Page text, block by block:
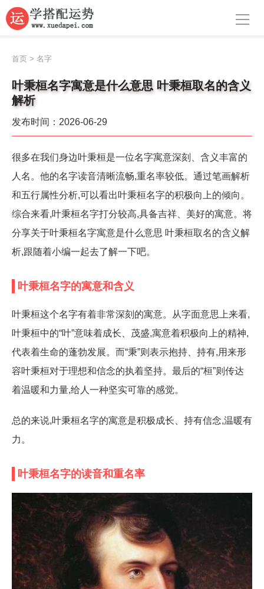
导航
生肖运势
八字算命
面相
风水
星座
首页 > 名字
叶秉桓名字寓意是什么意思 叶秉桓取名的含义
解析
发布时间：2026-06-29
很多在我们身边叶秉桓是一位名字寓意深刻、含义丰富的
人名。他的名字读音清晰流畅,重名率较低。通过笔画解析
和五行属性分析,可以看出叶秉桓名字的积极向上的倾向。
综合来看,叶秉桓名字打分较高,具备吉祥、美好的寓意。将
分享关于叶秉桓名字寓意是什么意思 叶秉桓取名的含义解
析,跟随着小编一起去了解一下吧。
叶秉桓名字的寓意和含义
叶秉桓这个名字有着非常深刻的寓意。从字面意思上来看,
叶秉桓中的“叶”意味着成长、茂盛,寓意着积极向上的精神,
代表着生命的蓬勃发展。而“秉”则表示抱持、持有,用来形
容叶秉桓对于理想和信念的执着坚持。最后的“桓”则传达
着温暖和力量,给人一种坚实可靠的感觉。
总的来说,叶秉桓名字的寓意是积极成长、持有信念,温暖有
力。
叶秉桓名字的读音和重名率